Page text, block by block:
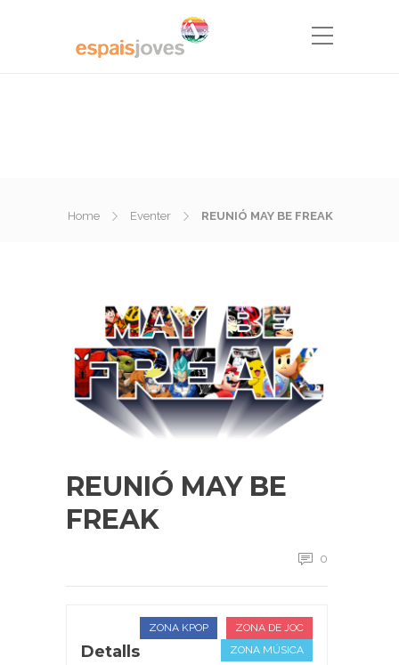
Home Eventer REUNIÓ MAY BE FREAK
REUNIÓ MAY BE
FREAK
0
ZONA DE JOC
ZONA KPOP
ZONA MÚSICA
Detalls